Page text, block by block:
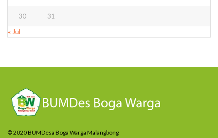
30 31
« Jul
© 2020 BUMDesa Boga Warga Malangbong